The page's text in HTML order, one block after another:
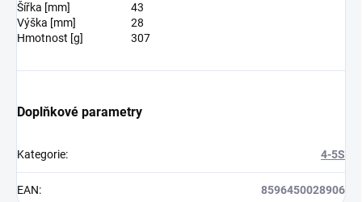
Šířka [mm]
43
Výška [mm]
28
Hmotnost [g]
307
Doplňkové parametry
Kategorie: 4-5S
EAN: 8596450028906